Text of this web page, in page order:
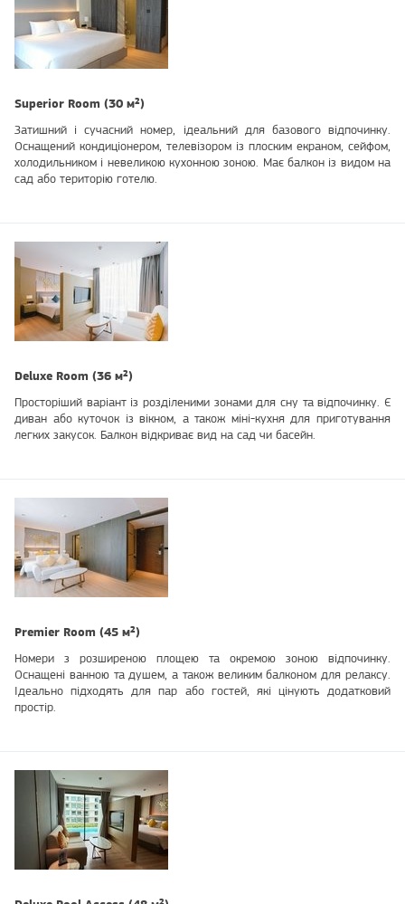
Superior Room (30 м²)
Затишний і сучасний номер, ідеальний для базового відпочинку.
Оснащений кондиціонером, телевізором із плоским екраном, сейфом,
холодильником і невеликою кухонною зоною. Має балкон із видом на
сад або територію готелю.
Deluxe Room (36 м²)
Просторіший варіант із розділеними зонами для сну та відпочинку. Є
диван або куточок із вікном, а також міні-кухня для приготування
легких закусок. Балкон відкриває вид на сад чи басейн.
Premier Room (45 м²)
Номери з розширеною площею та окремою зоною відпочинку.
Оснащені ванною та душем, а також великим балконом для релаксу.
Ідеально підходять для пар або гостей, які цінують додатковий
простір.